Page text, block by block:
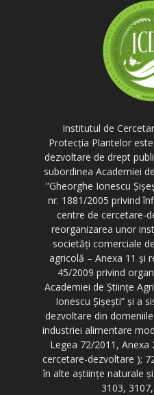
Institutul de
Protecția Plantelor
dezvoltare de drept
subordinea Academiei
”Gheorghe Ionescu
nr. 1881/2005 privind
centre de cercetare-
reorganizarea unor
societăți comerciale
agricolă – Anexa 11 și
45/2009 privind
Academiei de Științe
Ionescu Șișești” și a
dezvoltare din
industriei alimentare
Legea 72/2011, Anexa
cercetare-dezvoltare );
în alte aștiințe naturale
3103,